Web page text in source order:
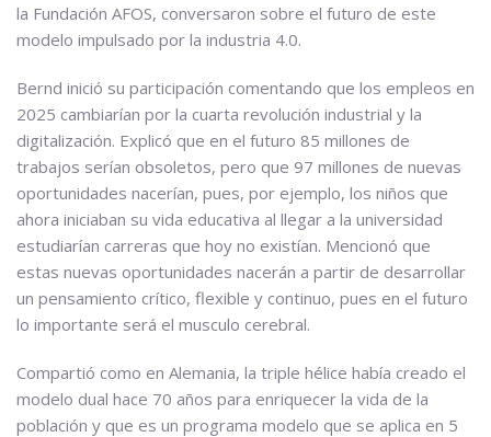
la Fundación AFOS, conversaron sobre el futuro de este
modelo impulsado por la industria 4.0.
Bernd inició su participación comentando que los empleos en
2025 cambiarían por la cuarta revolución industrial y la
digitalización. Explicó que en el futuro 85 millones de
trabajos serían obsoletos, pero que 97 millones de nuevas
oportunidades nacerían, pues, por ejemplo, los niños que
ahora iniciaban su vida educativa al llegar a la universidad
estudiarían carreras que hoy no existían. Mencionó que
estas nuevas oportunidades nacerán a partir de desarrollar
un pensamiento crítico, flexible y continuo, pues en el futuro
lo importante será el musculo cerebral.
Compartió como en Alemania, la triple hélice había creado el
modelo dual hace 70 años para enriquecer la vida de la
población y que es un programa modelo que se aplica en 5